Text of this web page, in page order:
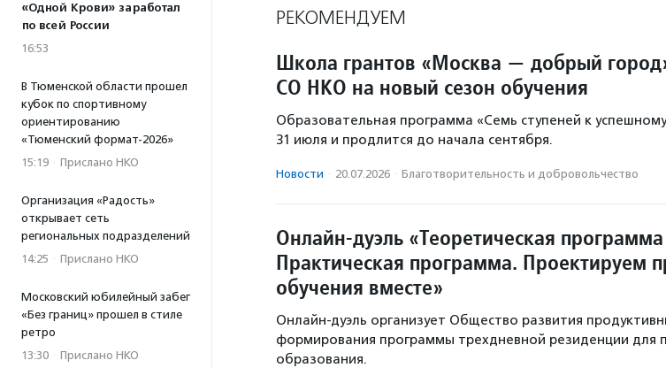
«Одной Крови» заработал
по всей России
16:53
В Тюменской области прошел
кубок по спортивному
ориентированию
«Тюменский формат-2026»
15:19 · Прислано НКО
Организация «Радость»
открывает сеть
региональных подразделений
14:25 · Прислано НКО
Московский юбилейный забег
«Без границ» прошел в стиле
ретро
13:30 · Прислано НКО
РЕКОМЕНДУЕМ
Школа грантов «Москва — добрый
СО НКО на новый сезон обучения
Образовательная программа «Семь ступеней к
31 июля и продлится до начала сентября.
Новости · 20.07.2026 · Благотвори­тель­ность и доброволь­чест­во
Онлайн-дуэль «Теоретическая
Практическая программа. Проектируем
обучения вместе»
Онлайн-дуэль организует Общество развития
формирования программы трехдневной резиденции для
образования.